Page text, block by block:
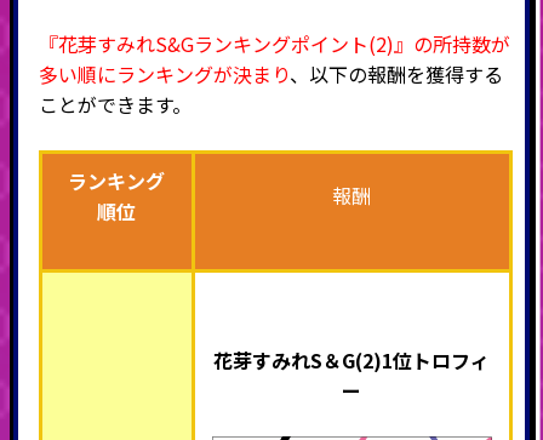
『花芽すみれS&Gランキングポイント(2)』の所持数が
多い順にランキングが決まり、以下の報酬を獲得する
ことができます。
ランキング
順位
報酬
花芽すみれS＆G(2)1位トロフィ
ー